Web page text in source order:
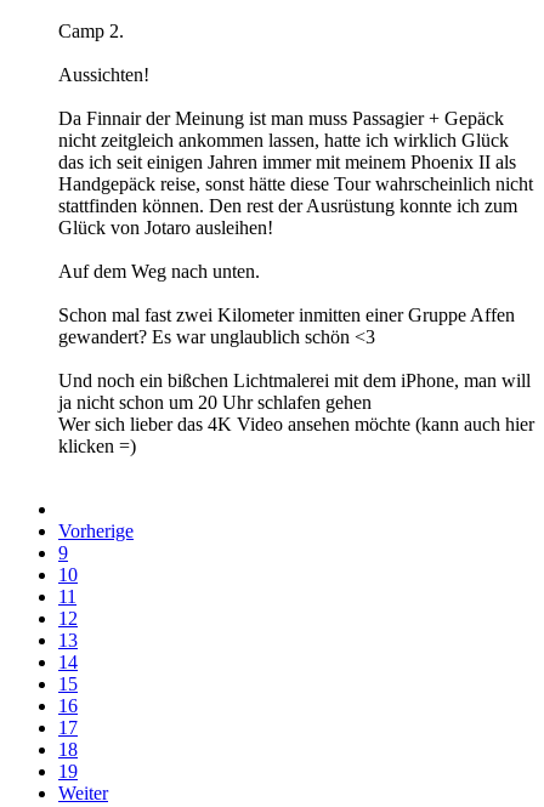
Camp 2.
Aussichten!
Da Finnair der Meinung ist man muss Passagier + Gepäck
nicht zeitgleich ankommen lassen, hatte ich wirklich Glück
das ich seit einigen Jahren immer mit meinem Phoenix II als
Handgepäck reise, sonst hätte diese Tour wahrscheinlich nicht
stattfinden können. Den rest der Ausrüstung konnte ich zum
Glück von Jotaro ausleihen!
Auf dem Weg nach unten.
Schon mal fast zwei Kilometer inmitten einer Gruppe Affen
gewandert? Es war unglaublich schön <3
Und noch ein bißchen Lichtmalerei mit dem iPhone, man will
ja nicht schon um 20 Uhr schlafen gehen
Wer sich lieber das 4K Video ansehen möchte (kann auch hier
klicken =)
Vorherige
9
10
11
12
13
14
15
16
17
18
19
Weiter